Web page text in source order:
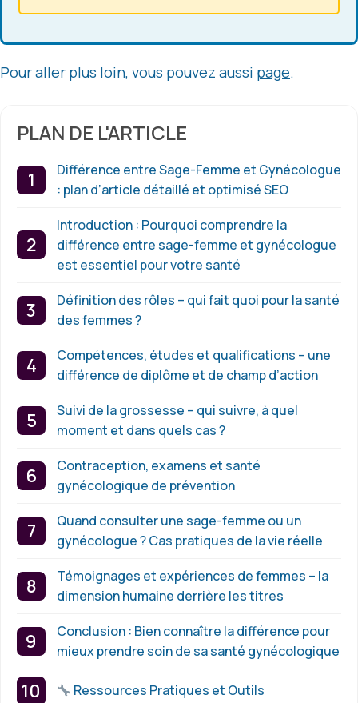
Pour aller plus loin, vous pouvez aussi page.
PLAN DE L'ARTICLE
Différence entre Sage-Femme et Gynécologue
: plan d’article détaillé et optimisé SEO
Introduction : Pourquoi comprendre la
différence entre sage-femme et gynécologue
est essentiel pour votre santé
Définition des rôles – qui fait quoi pour la santé
des femmes ?
Compétences, études et qualifications – une
différence de diplôme et de champ d’action
Suivi de la grossesse – qui suivre, à quel
moment et dans quels cas ?
Contraception, examens et santé
gynécologique de prévention
Quand consulter une sage-femme ou un
gynécologue ? Cas pratiques de la vie réelle
Témoignages et expériences de femmes – la
dimension humaine derrière les titres
Conclusion : Bien connaître la différence pour
mieux prendre soin de sa santé gynécologique
Ressources Pratiques et Outils